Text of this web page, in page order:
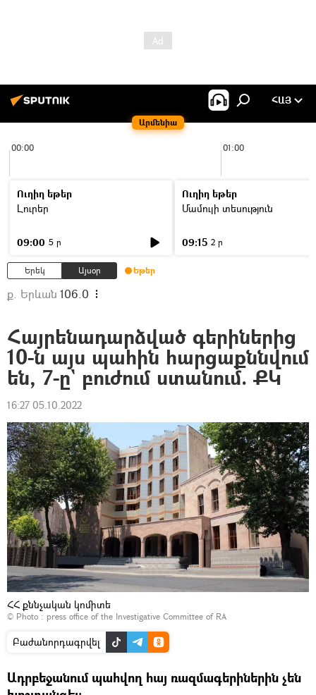
Արմենիա
ՀԱՅ
00:00 01:00
Ուղիղ եթեր
Լուրեր
09:00 5 ր
Ուղիղ եթեր
Մամուլի տեսություն
09:15 2 ր
Երեկ Այսօր Եթեր
ք. Երևան 106.0
Հայրենադարձված գերիներից
10-ն այս պահին հարցաքննվում
են, 7-ը` բուժում ստանում. ՔԿ
16:27 05.10.2022
ՀՀ քննչական կոմիտե
© Photo : press office of the Investigative Committee of RA
Բաժանորդագրվել
Ադրբեջանում պահվող հայ ռազմագերիներին չեն